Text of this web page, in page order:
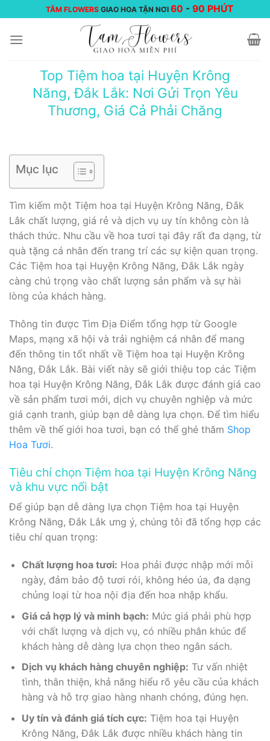
đến
nội
TÂM FLOWERS GIAO HOA TẬN NƠI 60 -90 PHÚT
Top Tiệm hoa tại Huyện Krông
Năng, Đắk Lắk: Nơi Gửi Trọn Yêu
Thương, Giá Cả Phải Chăng
Mục lục
Tìm kiếm một Tiệm hoa tại Huyện Krông Năng, Đắk
Lắk chất lượng, giá rẻ và dịch vụ uy tín không còn là
thách thức. Nhu cầu về hoa tươi tại đây rất đa dạng, từ
quà tặng cá nhân đến trang trí các sự kiện quan trọng.
Các Tiệm hoa tại Huyện Krông Năng, Đắk Lắk ngày
càng chú trọng vào chất lượng sản phẩm và sự hài
lòng của khách hàng.
Thông tin được Tìm Địa Điểm tổng hợp từ Google
Maps, mạng xã hội và trải nghiệm cá nhân để mang
đến thông tin tốt nhất về Tiệm hoa tại Huyện Krông
Năng, Đắk Lắk. Bài viết này sẽ giới thiệu top các Tiệm
hoa tại Huyện Krông Năng, Đắk Lắk được đánh giá cao
về sản phẩm tươi mới, dịch vụ chuyên nghiệp và mức
giá cạnh tranh, giúp bạn dễ dàng lựa chọn. Để tìm hiểu
thêm về thế giới hoa tươi, bạn có thể ghé thăm Shop
Hoa Tươi.
Tiêu chí chọn Tiệm hoa tại Huyện Krông Năng
và khu vực nổi bật
Để giúp bạn dễ dàng lựa chọn Tiệm hoa tại Huyện
Krông Năng, Đắk Lắk ưng ý, chúng tôi đã tổng hợp các
tiêu chí quan trọng:
Chất lượng hoa tươi: Hoa phải được nhập mới mỗi
ngày, đảm bảo độ tươi rói, không héo úa, đa dạng
chủng loại từ hoa nội địa đến hoa nhập khẩu.
Giá cả hợp lý và minh bạch: Mức giá phải phù hợp
với chất lượng và dịch vụ, có nhiều phân khúc để
khách hàng dễ dàng lựa chọn theo ngân sách.
Dịch vụ khách hàng chuyên nghiệp: Tư vấn nhiệt
tình, thân thiện, khả năng hiểu rõ yêu cầu của khách
hàng và hỗ trợ giao hàng nhanh chóng, đúng hẹn.
Uy tín và đánh giá tích cực: Tiệm hoa tại Huyện
Krông Năng, Đắk Lắk được nhiều khách hàng tin